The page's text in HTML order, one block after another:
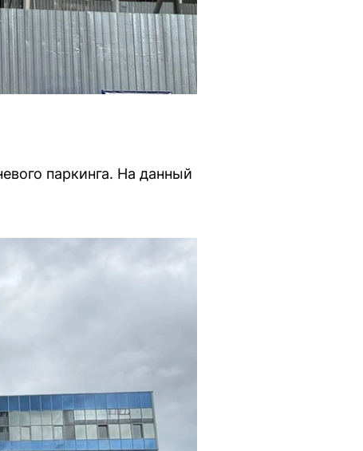
паркинга. На данный